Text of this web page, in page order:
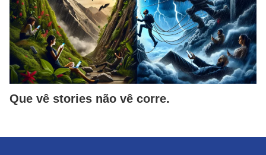
Que vê stories não vê corre.